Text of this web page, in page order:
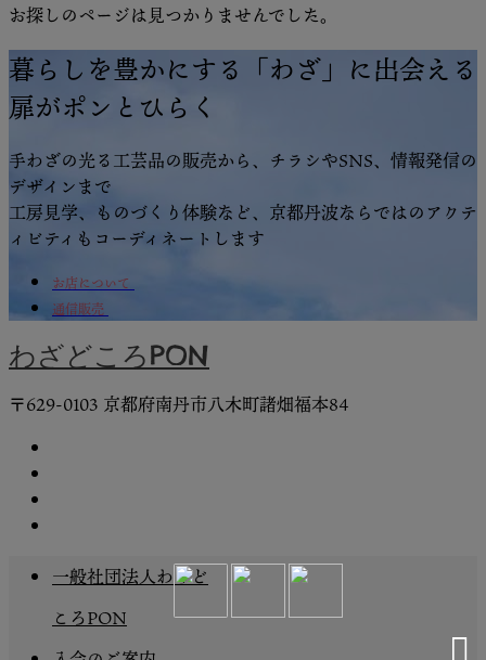
お探しのページは見つかりませんでした。
暮らしを豊かにする「わざ」に出会える
扉がポンとひらく
手わざの光る工芸品の販売から、チラシやSNS、情報発信の
デザインまで
工房見学、ものづくり体験など、京都丹波ならではのアクテ
ィビティもコーディネートします
お店について
通信販売
わざどころPON
〒629-0103 京都府南丹市⼋⽊町諸畑福本84
一般社団法人わざど
ころPON